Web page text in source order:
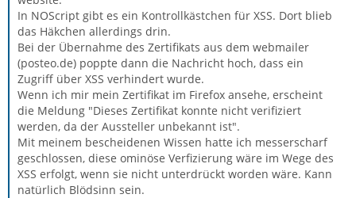
In NOScript gibt es ein Kontrollkästchen für XSS. Dort blieb
das Häkchen allerdings drin.
Bei der Übernahme des Zertifikats aus dem webmailer
(posteo.de) poppte dann die Nachricht hoch, dass ein
Zugriff über XSS verhindert wurde.
Wenn ich mir mein Zertifikat im Firefox ansehe, erscheint
die Meldung "Dieses Zertifikat konnte nicht verifiziert
werden, da der Aussteller unbekannt ist".
Mit meinem bescheidenen Wissen hatte ich messerscharf
geschlossen, diese ominöse Verfizierung wäre im Wege des
XSS erfolgt, wenn sie nicht unterdrückt worden wäre. Kann
natürlich Blödsinn sein.